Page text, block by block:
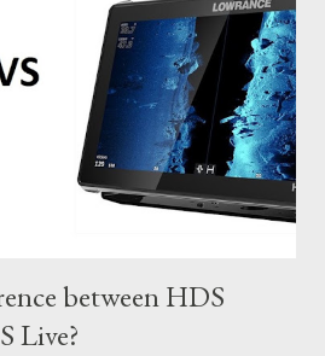
between HDS
Live?